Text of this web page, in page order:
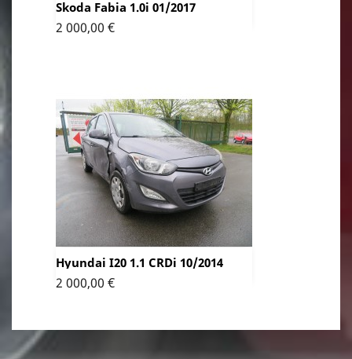
Skoda Fabia 1.0i 01/2017
Prix
2 000,00 €
Hyundai I20 1.1 CRDi 10/2014
Prix
2 000,00 €